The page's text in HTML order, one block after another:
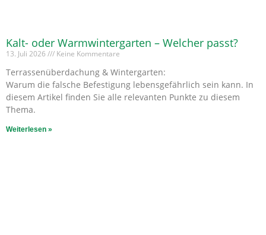
Kalt- oder Warmwintergarten – Welcher passt?
13. Juli 2026 Keine Kommentare
Terrassenüberdachung & Wintergarten:
Warum die falsche Befestigung lebensgefährlich sein kann. In
diesem Artikel finden Sie alle relevanten Punkte zu diesem
Thema.
Weiterlesen »